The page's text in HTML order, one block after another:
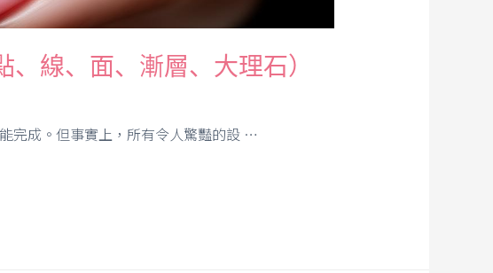
線、面、漸層、大理石）
完成。但事實上，所有令人驚豔的設 …